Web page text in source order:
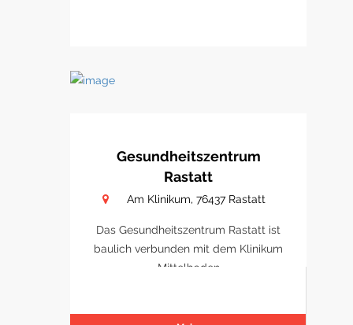
Gesundheitszentrum
Rastatt
Am Klinikum, 76437 Rastatt
Das Gesundheitszentrum Rastatt ist
baulich verbunden mit dem Klinikum
Mittelbaden